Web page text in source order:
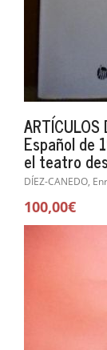
Español de
el teatro
DÍEZ-CANEDO,
100,00€